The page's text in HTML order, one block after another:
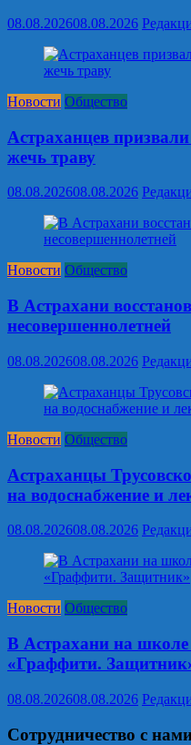
08.08.202608.08.2026
Новости Общество
Астраханцев
жечь траву
08.08.202608.08.2026
Новости Общество
В Астрахани
несовершеннолетней
08.08.202608.08.2026
Новости Общество
Астраханцы
на водоснабжение и
08.08.202608.08.2026
Новости Общество
В Астрахани на
«Граффити.
08.08.202608.08.2026
Сотрудничество с